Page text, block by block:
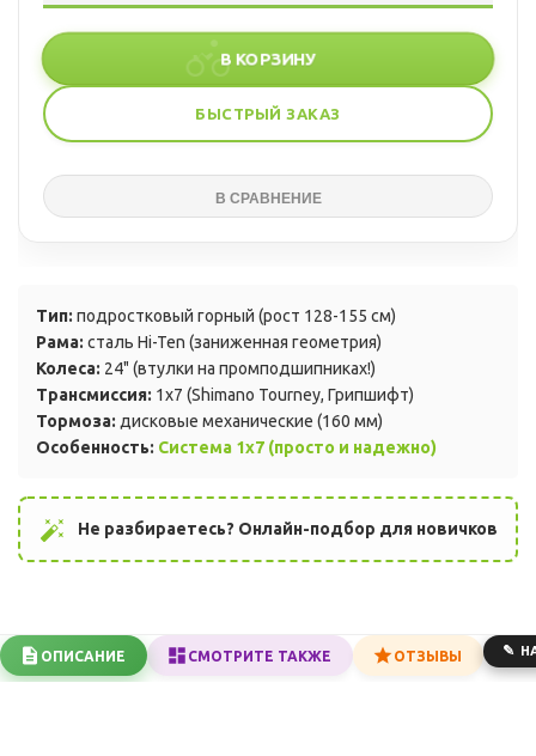
В КОРЗИНУ
БЫСТРЫЙ ЗАКАЗ
Тип: подростковый горный (рост 128-155 см)
Рама: сталь Hi-Ten (заниженная геометрия)
Колеса: 24" (втулки на промподшипниках!)
Трансмиссия: 1x7 (Shimano Tourney, Грипшифт)
Тормоза: дисковые механические (160 мм)
Особенность: Система 1x7 (просто и надежно)
auto_fix_high Не разбираетесь? Онлайн-подбор для новичков
ОПИСАНИЕ СМОТРИТЕ ТАКЖЕ ОТЗЫВЫ